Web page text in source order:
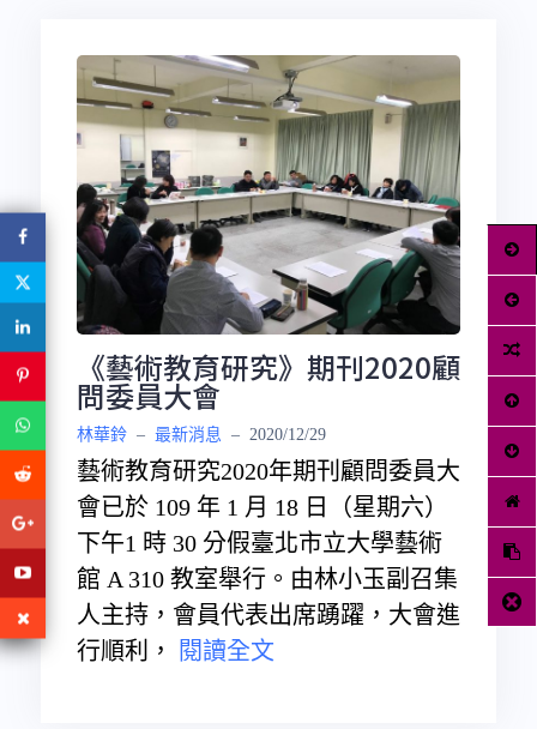
《藝術教育研究》期刊2020顧
問委員大會
林華鈴 – 最新消息 – 2020/12/29
藝術教育研究2020年期刊顧問委員大
會已於 109 年 1 月 18 日（星期六）
下午1 時 30 分假臺北市立大學藝術
館 A 310 教室舉行。由林小玉副召集
人主持，會員代表出席踴躍，大會進
行順利，
閱讀全文